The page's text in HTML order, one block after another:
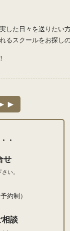
した日々を送りたい
るスクールをお探し
・
せ
い。
約制）
談